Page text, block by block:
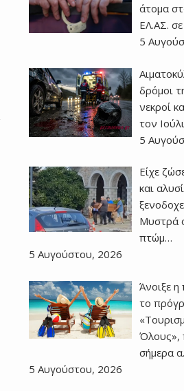
άτομα
ΕΛ.ΑΣ.
5
δρόμοι
νεκροί
τον
5
Είχε
και
Μυστρά
πτώμ…
5 Αυγούστου, 2026
Άνοιξε
το
Όλους»,
σήμερα
5 Αυγούστου, 2026